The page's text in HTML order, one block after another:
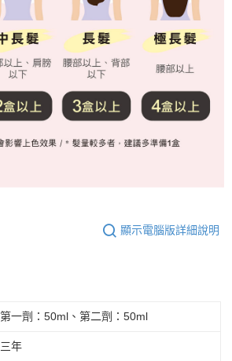
顯示電腦版詳細說明
第一劑：50ml、第二劑：50ml
三年